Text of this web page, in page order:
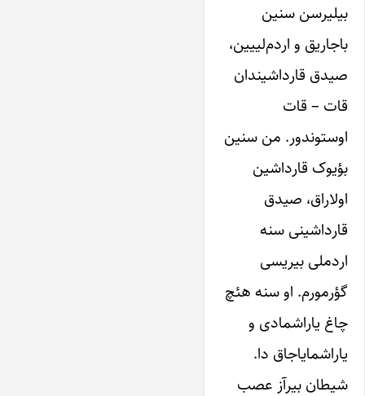
بیلیرسن‌ سنین
باجاریق و‌ اردم‌لییین‌،
صیدق قارداشیندان‌
قات – قات‌
‌اوستوندور. من‌ سنین‌
بؤ‌یوک‌ قارداشین
اولاراق، صیدق
قارداشینی‌ سنه‌
اردملی‌ بیریسی‌
گؤر‌مورم. او سنه‌ هئچ‌
چاغ‌ یاراشمادی‌ و‌
یاراشمایاجاق‌ دا.
شیطان بیرآز‌ عصب‌